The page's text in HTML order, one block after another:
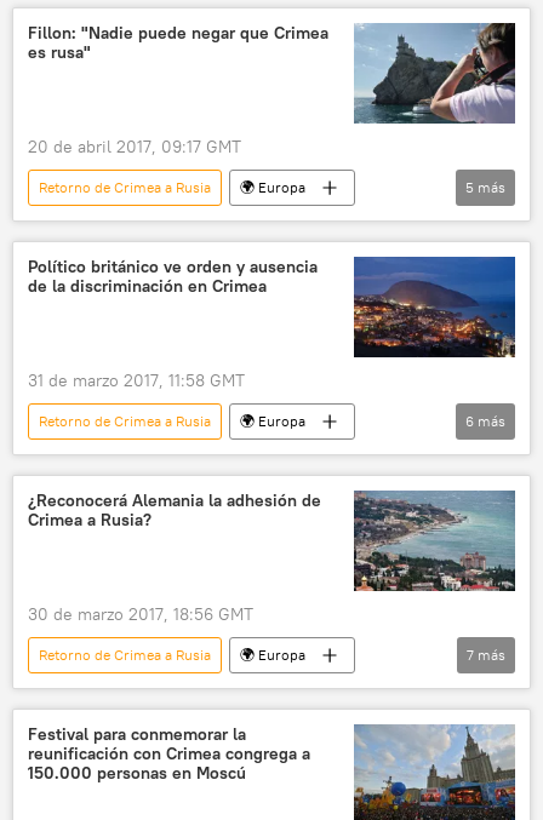
Reino Unido
noticias
Fillon: "Nadie puede negar que Crimea
es rusa"
20 de abril 2017, 09:17 GMT
Retorno de Crimea a Rusia
🌍 Europa
Internacional
Rusia
Crimea
François Fillon
noticias
5 más
Político británico ve orden y ausencia
de la discriminación en Crimea
31 de marzo 2017, 11:58 GMT
Retorno de Crimea a Rusia
🌍 Europa
Internacional
política
Rusia
Reino Unido
Crimea noticias
6 más
¿Reconocerá Alemania la adhesión de
Crimea a Rusia?
30 de marzo 2017, 18:56 GMT
Retorno de Crimea a Rusia
🌍 Europa
Internacional
política
Rusia
Crimea
Alemania
reunificación
noticias
7 más
Festival para conmemorar la
reunificación con Crimea congrega a
150.000 personas en Moscú